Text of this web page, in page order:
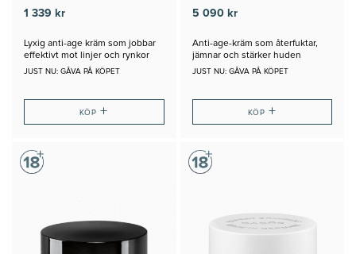
1 339 kr
Lyxig anti-age kräm som jobbar
effektivt mot linjer och rynkor
JUST NU: GÅVA PÅ KÖPET
KÖP+
5 090 kr
Anti-age-kräm som återfuktar,
jämnar och stärker huden
JUST NU: GÅVA PÅ KÖPET
KÖP +